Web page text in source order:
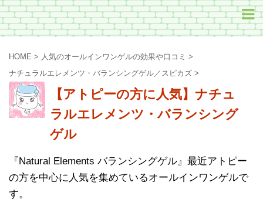
HOME > 人気のオールインワンゲルの効果や口コミ >
ナチュラルエレメンツ・バランシングゲル／スピカズ >
【アトピーの方に人気】ナチュ
ラルエレメンツ・バランシング
ゲル
『Natural Elements バランシングゲル』最近アトピー
の方を中心に人気を集めているオールインワンゲルで
す。